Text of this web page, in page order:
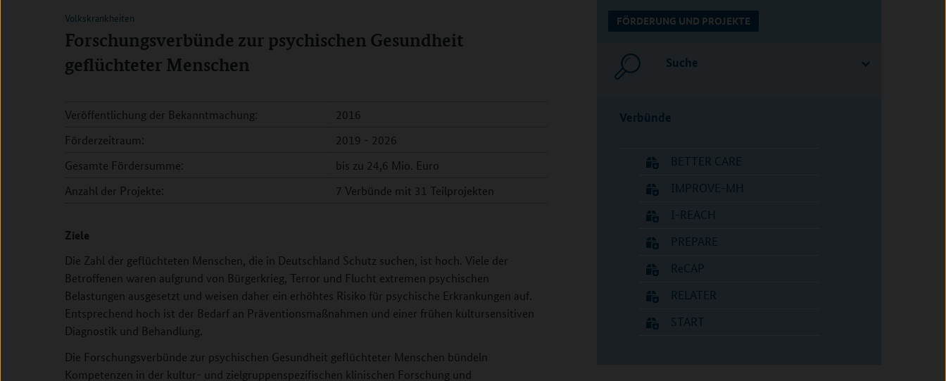
Volkskrankheiten
Forschungsverbünde zur psychischen Gesundheit
geflüchteter Menschen
Veröffentlichung der Bekanntmachung:
2016
Förderzeitraum:
2019 - 2026
Gesamte Fördersumme:
bis zu 24,6 Mio. Euro
Anzahl der Projekte:
7 Verbünde mit 31 Teilprojekten
Ziele
Die Zahl der geflüchteten Menschen, die in Deutschland Schutz suchen, ist hoch. Viele der
Betroffenen waren aufgrund von Bürgerkrieg, Terror und Flucht extremen psychischen
Belastungen ausgesetzt und weisen daher ein erhöhtes Risiko für psychische Erkrankungen auf.
Entsprechend hoch ist der Bedarf an Präventionsmaßnahmen und einer frühen kultursensitiven
Diagnostik und Behandlung.
Die Forschungsverbünde zur psychischen Gesundheit geflüchteter Menschen bündeln
Kompetenzen in der kultur- und zielgruppenspezifischen klinischen Forschung und
FÖRDERUNG UND PROJEKTE
Suche
Verbünde
BETTER CARE
IMPROVE-MH
I-REACH
PREPARE
ReCAP
RELATER
START